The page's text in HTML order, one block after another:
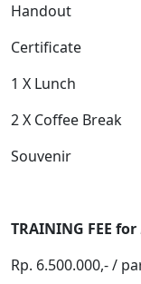
Handout
Certificate
1 X Lunch
2 X Coffee Break
Souvenir
TRAINING FEE for
Rp. 6.500.000,- /